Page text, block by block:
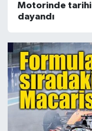
Motorinde tarihi
dayandı